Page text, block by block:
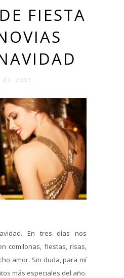
FIESTA
21. 2017
En tres días nos
comilonas, fiestas, risas,
amor. Sin duda, para mí
más especiales del año.